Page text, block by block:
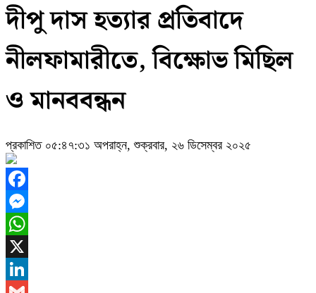
দীপু দাস হত্যার প্রতিবাদে
নীলফামারীতে, বিক্ষোভ মিছিল
ও মানববন্ধন
প্রকাশিত ০৫:৪৭:৩১ অপরাহ্ন, শুক্রবার, ২৬ ডিসেম্বর ২০২৫
Facebook
Messenger
WhatsApp
X